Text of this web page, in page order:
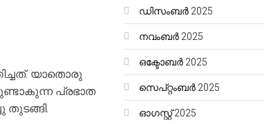
യാതൊരു
പ്രഭാത
തുടങ്ങി.
ഡിസംബർ 2025
നവംബർ 2025
ഒക്ടോബർ 2025
സെപ്റ്റംബർ 2025
ഓഗസ്റ്റ്‌ 2025